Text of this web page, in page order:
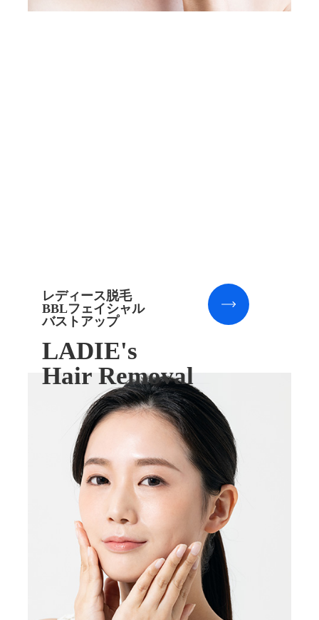
レディース脱毛
BBLフェイシャル
バストアップ
LADIE's
Hair Removal